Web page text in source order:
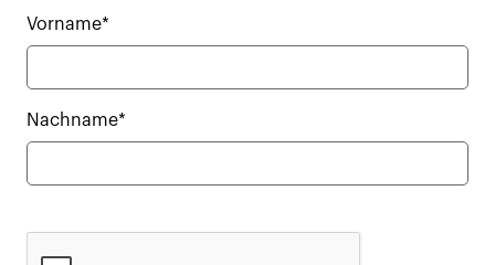
Vorname*
Nachname*